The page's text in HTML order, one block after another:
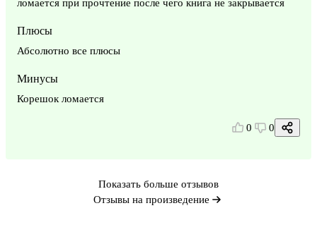
ломается при прочтение после чего книга не закрывается
Плюсы
Абсолютно все плюсы
Минусы
Корешок ломается
0 0
Показать больше отзывов
Отзывы на произведение